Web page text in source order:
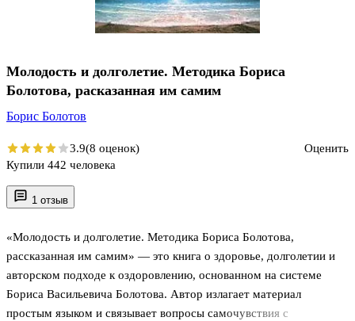
1 отзыв
«Молодость и долголетие. Методика Бориса Болотова,
рассказанная им самим» — это книга о здоровье, долголетии и
авторском подходе к оздоровлению, основанном на системе
Бориса Васильевича Болотова. Автор излагает материал
простым языком и связывает вопросы самочувствия с
Молодость и долголетие. Методика Бориса
Болотова, расказанная им самим
Борис Болотов
3.9(8 оценок)
Оценить
Купили 442 человека